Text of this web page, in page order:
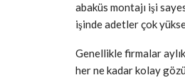
abaküs montajı işi
işinde adetler çok
Genellikle firmalar
her ne kadar kolay